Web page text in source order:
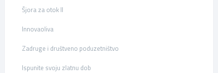
Šjora za otok II
Innovaoliva
Zadruge i društveno poduzetništvo
Ispunite svoju zlatnu dob